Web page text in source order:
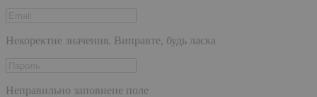
Некоректне значення. Виправте, будь ласка
Неправильно заповнене поле